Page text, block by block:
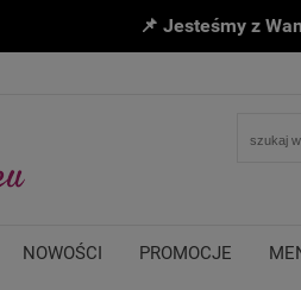
📌 Jesteśmy z
NOWOŚCI PROMOCJE